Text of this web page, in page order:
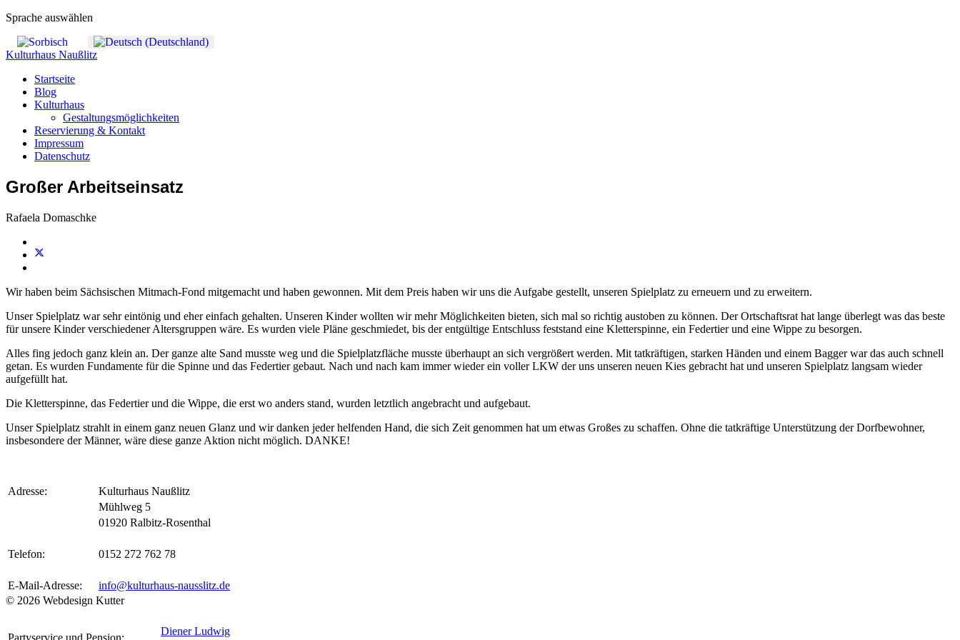
Sprache auswählen
Kulturhaus Naußlitz
Startseite
Blog
Kulturhaus
Gestaltungsmöglichkeiten
Reservierung & Kontakt
Impressum
Datenschutz
Großer Arbeitseinsatz
Rafaela Domaschke
Wir haben beim Sächsischen Mitmach-Fond mitgemacht und haben gewonnen. Mit dem Preis haben wir uns die Aufgabe gestellt, unseren Spielplatz zu erneuern und zu erweitern.
Unser Spielplatz war sehr eintönig und eher einfach gehalten. Unseren Kinder wollten wir mehr Möglichkeiten bieten, sich mal so richtig austoben zu können. Der Ortschaftsrat hat lange überlegt was das beste
für unsere Kinder verschiedener Altersgruppen wäre. Es wurden viele Pläne geschmiedet, bis der entgültige Entschluss feststand eine Kletterspinne, ein Federtier und eine Wippe zu besorgen.
Alles fing jedoch ganz klein an. Der ganze alte Sand musste weg und die Spielplatzfläche musste überhaupt an sich vergrößert werden. Mit tatkräftigen, starken Händen und einem Bagger war das auch schnell
getan. Es wurden Fundamente für die Spinne und das Federtier gebaut. Nach und nach kam immer wieder ein voller LKW der uns unseren neuen Kies gebracht hat und unseren Spielplatz langsam wieder
aufgefüllt hat.
Die Kletterspinne, das Federtier und die Wippe, die erst wo anders stand, wurden letztlich angebracht und aufgebaut.
Unser Spielplatz strahlt in einem ganz neuen Glanz und wir danken jeder helfenden Hand, die sich Zeit genommen hat um etwas Großes zu schaffen. Ohne die tatkräftige Unterstützung der Dorfbewohner,
insbesondere der Männer, wäre diese ganze Aktion nicht möglich. DANKE!
Adresse:
Kulturhaus Naußlitz
Mühlweg 5
01920 Ralbitz-Rosenthal
Telefon: 0152 272 762 78
E-Mail-Adresse:
info@kulturhaus-nausslitz.de
© 2026 Webdesign Kutter
Partyservice und Pension:
Diener Ludwig